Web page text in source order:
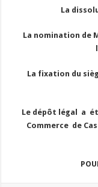
La
La nomination de
La fixation du
Le dépôt légal a
Commerce de